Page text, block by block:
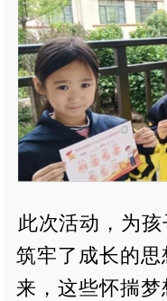
此次活动，为孩
筑牢了成长的
来，这些怀揣